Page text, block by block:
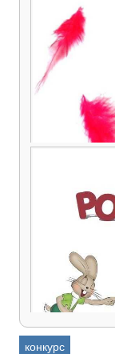
Вязаная
сердца от
работа)
Цветы из
рассказ
конкурс